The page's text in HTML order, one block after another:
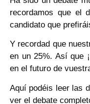
recordamos que el
candidato que
Y recordad que
en un 25%. Así que
en el futuro de
Aquí podéis leer las
ver el debate